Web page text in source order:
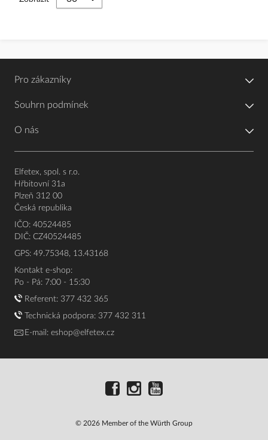
Pro zákazníky
Souhrn podmínek
O nás
Elfetex, spol. s r.o.
Hřbitovní 31a
Plzeň 312 00
Česká republika
IČO: 40524485
DIČ: CZ40524485
GPS: 49.75348, 13.43168
Kontakt e-shop:
Po - Pá: 7:00 - 15:30
Referent: 377 432 365
Technická podpora: 377 432 311
E-mail: eshop@elfetex.cz
© 2026 Member of the Würth Group